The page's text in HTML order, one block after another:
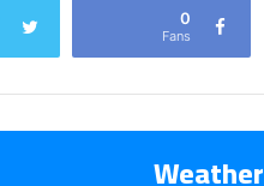
0
Fans
Weather